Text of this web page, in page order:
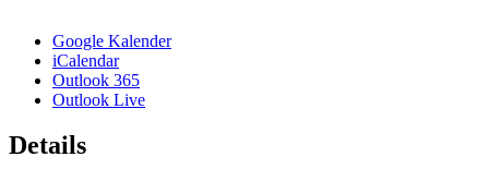
Google Kalender
iCalendar
Outlook 365
Outlook Live
Details